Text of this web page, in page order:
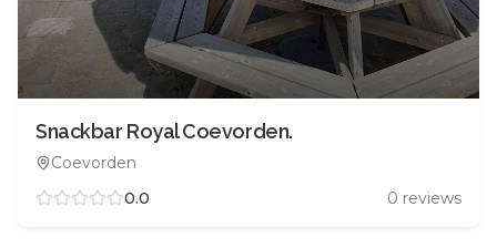
Snackbar Royal Coevorden.
Coevorden
0.0
0 reviews